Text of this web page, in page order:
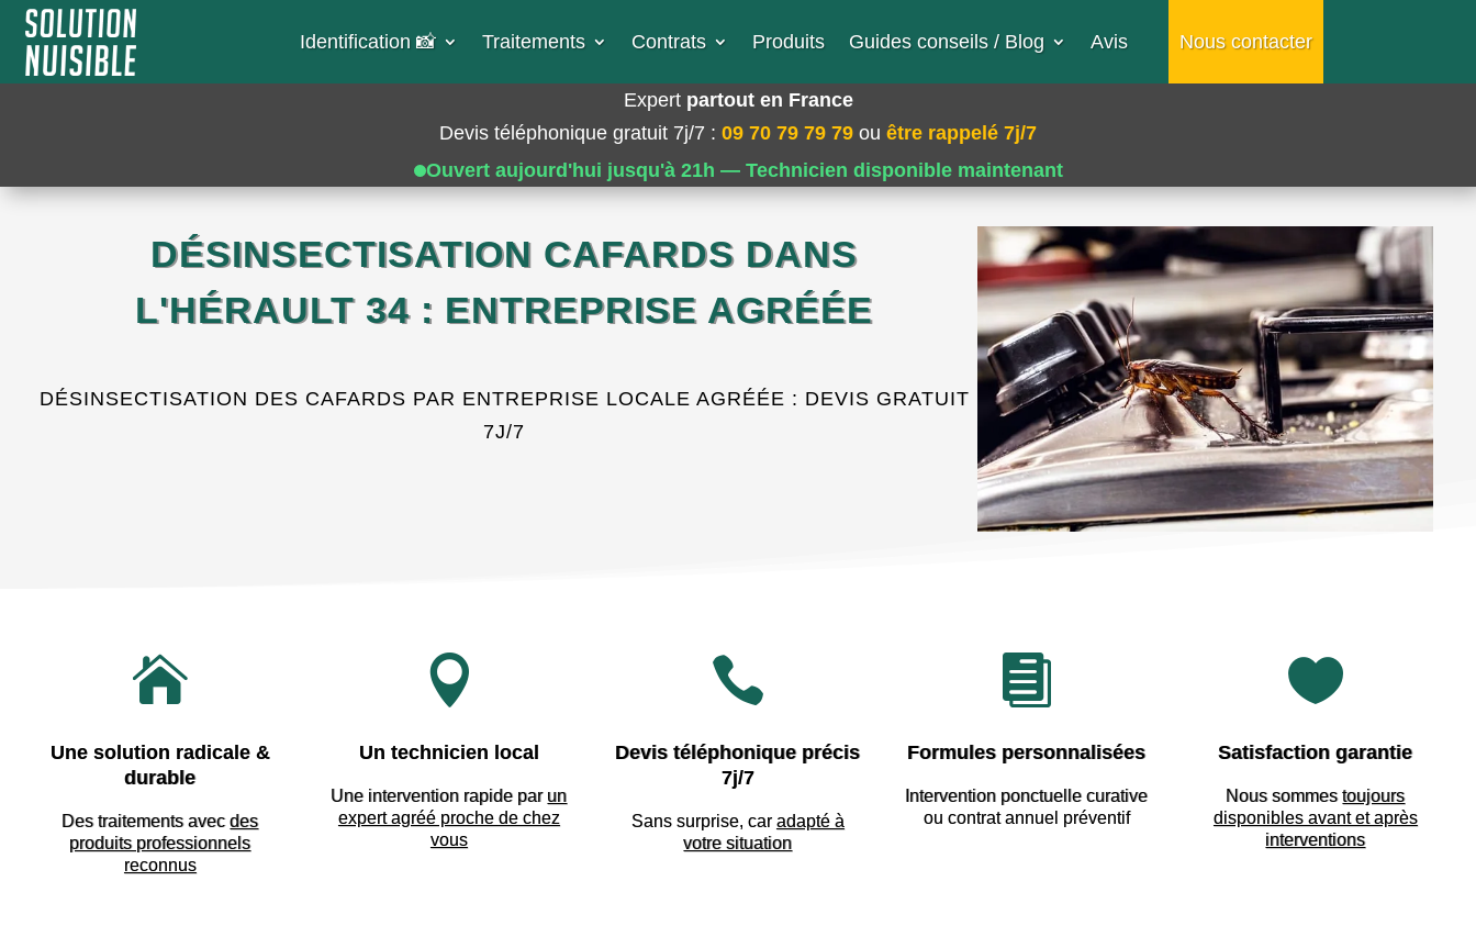
Identification 📸​ Traitements Contrats Produits Guides conseils / Blog Avis Nous contacter
Expert partout en France
Devis téléphonique gratuit 7j/7 : 09 70 79 79 79 ou être rappelé 7j/7
Ouvert aujourd'hui jusqu'à 21h — Technicien disponible maintenant
DÉSINSECTISATION CAFARDS DANS
L'HÉRAULT 34 : ENTREPRISE AGRÉÉE
DÉSINSECTISATION DES CAFARDS PAR ENTREPRISE LOCALE AGRÉÉE : DEVIS GRATUIT
7J/7

Une solution radicale &
durable
Des traitements avecdes
produits professionnels
reconnus

Un technicien local
Une intervention rapide par un
expert agréé proche de chez
vous

Devis téléphonique précis
7j/7
Sans surprise, car adapté à
votre situation

Formules personnalisées
Intervention ponctuelle curative
ou contrat annuel préventif

Satisfaction garantie
Nous sommestoujours
disponibles avant et après
interventions